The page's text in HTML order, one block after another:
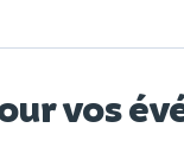
vos